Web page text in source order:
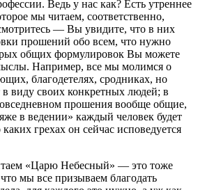
Ведь у нас как? Есть утреннее
мы читаем, соответственно,
— Вы увидите, что в них
прошений обо всем, что нужно
общих формулировок Вы можете
Например, все мы молимся о
благодетелях, сродниках, но
виду своих конкретных людей; в
прошения вообще общие,
в ведении» каждый человек будет
грехах он сейчас исповедуется
«Царю Небесный» — это тоже
мы все призываем благодать